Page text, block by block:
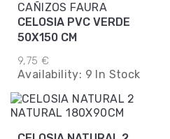
CAÑIZOS FAURA
CELOSIA PVC VERDE
50X150 CM
9,75 €
Availability: 9 In Stock